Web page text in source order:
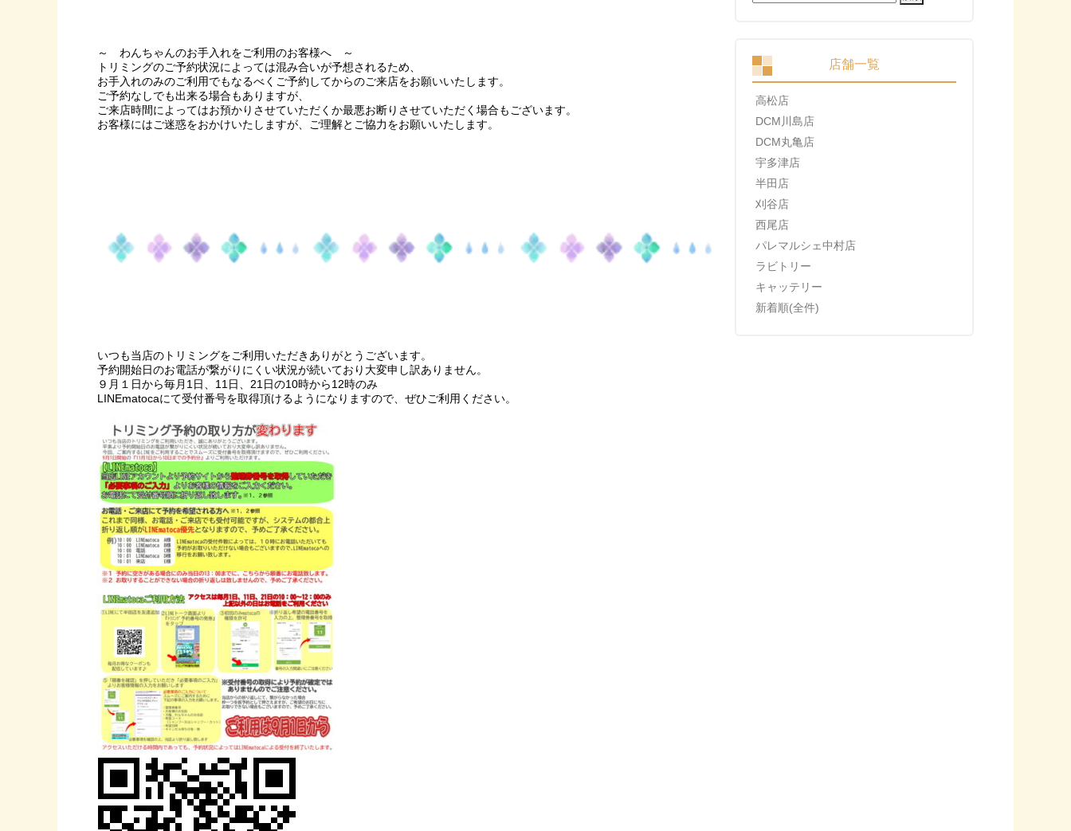
～ わんちゃんのお手入れをご利用のお客様へ ～
トリミングのご予約状況によっては混み合いが予想されるため、
お手入れのみのご利用でもなるべくご予約してからのご来店をお願いいたします。
ご予約なしでも出来る場合もありますが、
ご来店時間によってはお預かりさせていただくか最悪お断りさせていただく場合もございます。
お客様にはご迷惑をおかけいたしますが、ご理解とご協力をお願いいたします。
いつも当店のトリミングをご利用いただきありがとうございます。
予約開始日のお電話が繋がりにくい状況が続いており大変申し訳ありません。
９月１日から毎月1日、11日、21日の10時から12時のみ
LINEmatocaにて受付番号を取得頂けるようになりますので、ぜひご利用ください。
索:
店舗一覧
高松店
DCM川島店
DCM丸亀店
宇多津店
半田店
刈谷店
西尾店
パレマルシェ中村店
ラビトリー
キャッテリー
新着順(全件)